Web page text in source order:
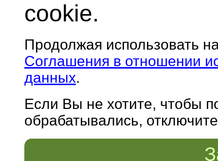
cookie.
Продолжая использовать
Соглашения в отношении
данных.
Если Вы не хотите, чтобы
обрабатывались,